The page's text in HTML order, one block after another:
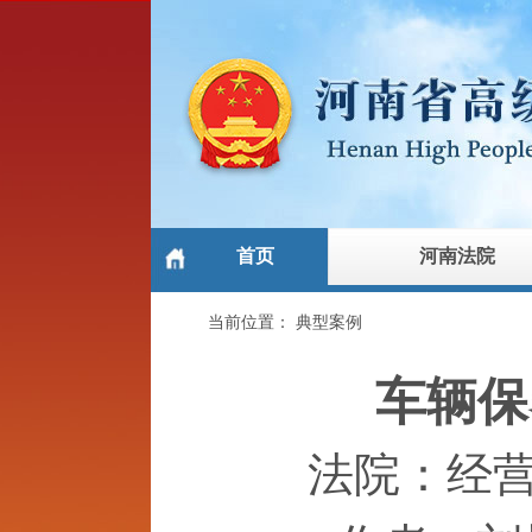
首页 河南法院
当前位置：典型案例
车辆
法院：经